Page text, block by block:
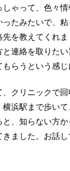
ゃって、色々
たみたいで、
を教えてくれ
連絡を取りた
らうという感じ
クリニックで
浜駅まで歩い
、知らない方
ました。お話